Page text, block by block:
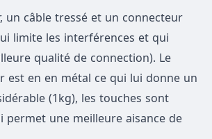
un câble tressé et un connecteur
limite les interférences et qui
qualité de connection). Le
est en en métal ce qui lui donne un
(1kg), les touches sont
permet une meilleure aisance de